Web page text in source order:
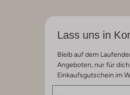
Lass uns in
Bleib auf dem
Angeboten, nur für
Einkaufsgutschein im